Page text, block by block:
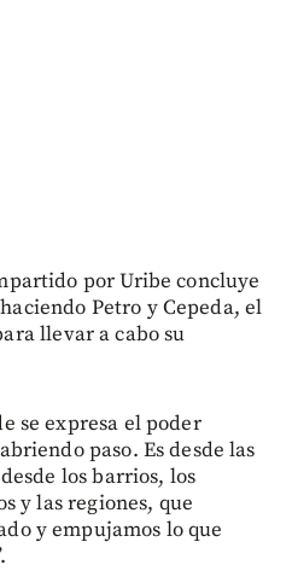
por Uribe concluye
Petro y Cepeda, el
llevar a cabo su
se expresa el poder
paso. Es desde las
los barrios, los
y las regiones, que
y empujamos lo que